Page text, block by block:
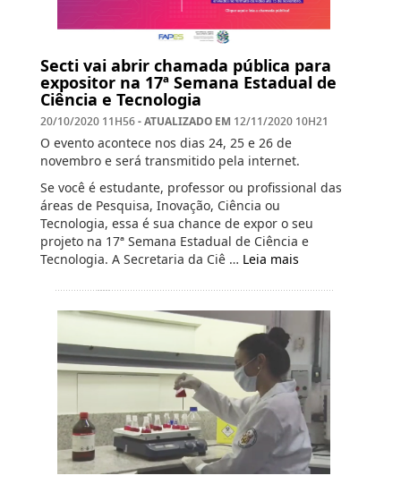
Secti vai abrir chamada pública para
expositor na 17ª Semana Estadual de
Ciência e Tecnologia
20/10/2020 11H56- ATUALIZADO EM 12/11/2020 10H21
O evento acontece nos dias 24, 25 e 26 de
novembro e será transmitido pela internet.
Se você é estudante, professor ou profissional das
áreas de Pesquisa, Inovação, Ciência ou
Tecnologia, essa é sua chance de expor o seu
projeto na 17ª Semana Estadual de Ciência e
Tecnologia. A Secretaria da Ciê … Leia mais